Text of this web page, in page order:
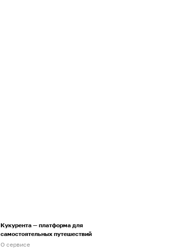
Кукурента — платформа для
самостоятельных путешествий
О сервисе